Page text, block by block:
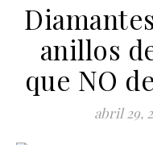
anillos
que NO
abril 29,